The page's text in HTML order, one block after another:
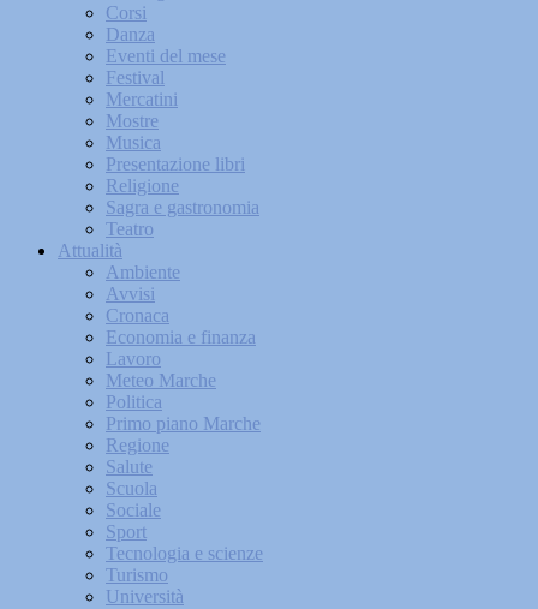
Corsi
Danza
Eventi del mese
Festival
Mercatini
Mostre
Musica
Presentazione libri
Religione
Sagra e gastronomia
Teatro
Attualità
Ambiente
Avvisi
Cronaca
Economia e finanza
Lavoro
Meteo Marche
Politica
Primo piano Marche
Regione
Salute
Scuola
Sociale
Sport
Tecnologia e scienze
Turismo
Università